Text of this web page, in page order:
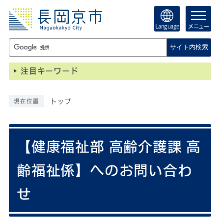
Language メニュー
サイト内検索
注目キーワード
現在位置 トップ
【健康福祉部 高齢介護課 高
齢福祉係】へのお問い合わ
せ